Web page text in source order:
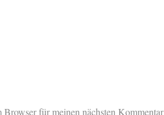
für meinen nächsten Kommentar